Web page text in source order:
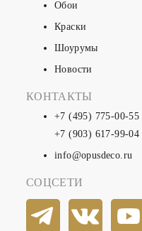
Обои
Краски
Шоурумы
Новости
КОНТАКТЫ
+7 (495) 775-00-55
+7 (903) 617-99-04
info@opusdeco.ru
СОЦСЕТИ